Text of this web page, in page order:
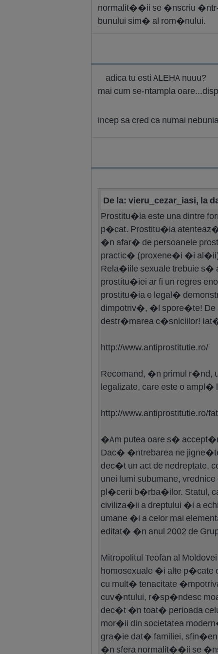
normalit��ii se �nscriu
bunului sim� al rom�nului.
adica tu esti ALEHA nuuu?
mai cum se-ntampla
incep sa cred ca numai
De la: vieru_cezar_iasi, la
Prostitu�ia este una dintre
p�cat. Prostitu�ia
�n afar� de persoanele
practic� (proxene�i �i
Rela�iile sexuale trebuie
prostitu�iei ar fi un regres
prostitu�ia e legal�
dimpotriv�, �l spore�te! De
destr�marea c�sniciilor!
http://www.antiprostitutie.ro/
Recomand, �n primul r�nd,
legalizate, care este o
http://www.antiprostitutie.ro/
�Am putea oare s�
Dac� �ntrebarea ne
dec�t un act de nedreptate,
unei lumi subumane,
pl�cerii b�rba�ilor. Statul,
civiliza�ii a dreptului �i a
umane �i a celor mai
editat� �n anul 2002 de
Mitropolitul Teofan al
homosexuale �i alte
cu mult� tenacitate
cuv�ntului, r�sp�ndesc
dec�t �n toat� perioada
mor�ii din societatea
gra�ie dat� familiei,
�n sfera normalit��ii se